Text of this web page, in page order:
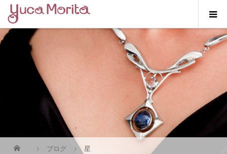
ブログ 星